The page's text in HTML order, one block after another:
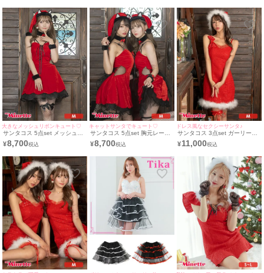
(S～L)
帽子](S～L)
大きなメッシュリボンキュート♡
サンタコス 5点set メッシュバ
ックリボンキャミソールフレア
アニマル猫ふわふわ サンタ コ
ス+サンタ帽子＋カフス＋網ニ
ーハイ]
¥8,700
キャットサンタでキュート♡
サンタコス 5点set 胸元レース
アップウエストカットメッシュ
ふわふわフレア猫 サンタ コス
+サンタ帽子＋カフス＋網ニー
¥8,700
ドレス風なセクシーサンタ♪
サンタコス 3点set ガーリーリ
ボン付きキラキラツイード サ
ンタ コスプレ [ワンピース+サ
¥11,000